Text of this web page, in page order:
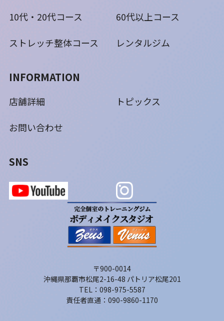
〒900-0014
沖縄県那覇市松尾2-16-48 パトリア松尾201
TEL：098-975-5587
責任者直通：090-9860-1170
10代・20代コース
60代以上コース
ストレッチ整体コース
レンタルジム
INFORMATION
店舗詳細
トピックス
お問い合わせ
SNS